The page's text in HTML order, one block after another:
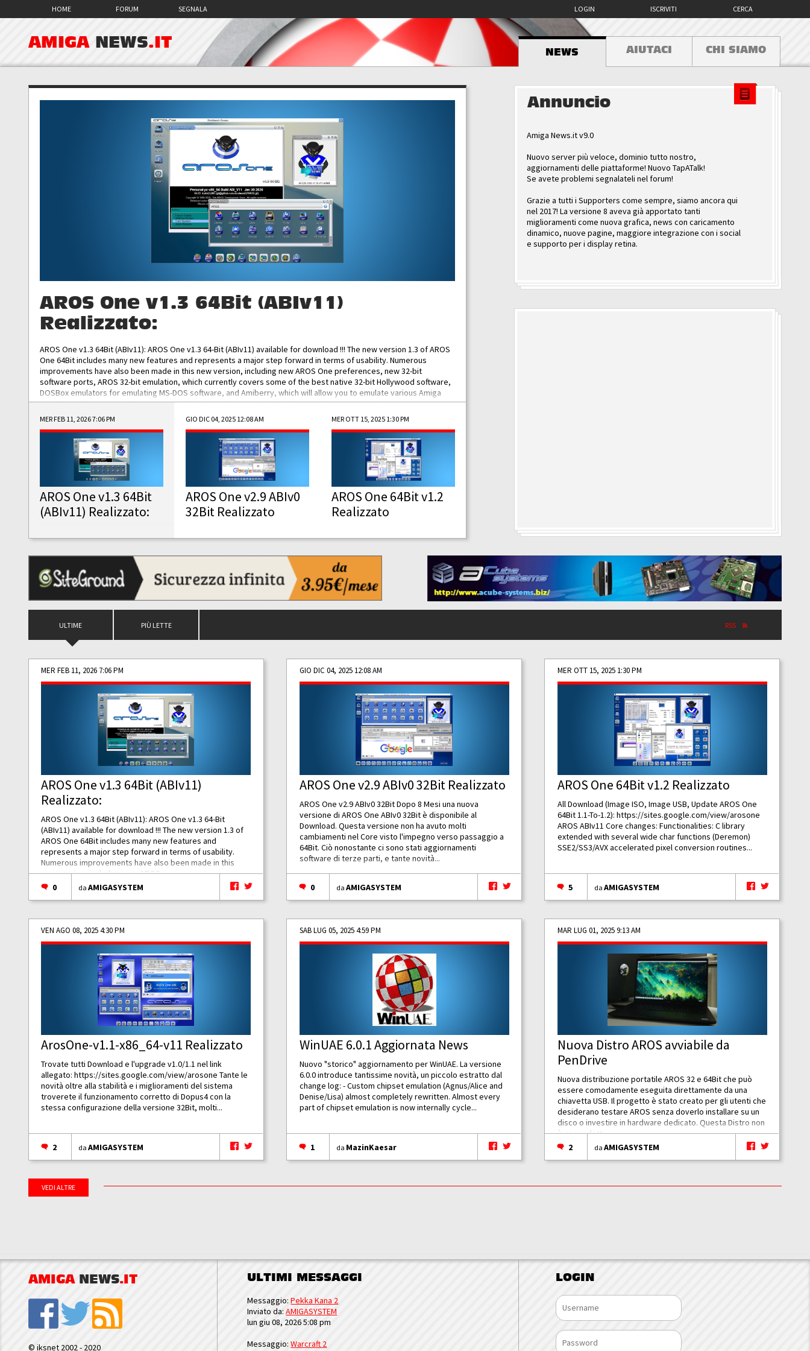
HOME FORUM SEGNALA CERCA
ISCRIVITI
LOGIN
AMIGA NEWS.IT
NEWS AIUTACI CHI SIAMO
AROS One v1.3 64Bit (ABIv11)
Realizzato:
AROS One v1.3 64Bit (ABIv11): AROS One v1.3 64-Bit (ABIv11) available for download !!! The new version 1.3 of AROS
One 64Bit includes many new features and represents a major step forward in terms of usability. Numerous
improvements have also been made in this new version, including new AROS One preferences, new 32-bit
software ports, AROS 32-bit emulation, which currently covers some of the best native 32-bit Hollywood software,
DOSBox emulators for emulating MS-DOS software, and Amiberry, which will allow you to emulate various Amiga
and AROS 68k models. AROS One v1.3 64-Bit-v11 ISO/IMG/: Download Functionalities: Improved...
MER FEB 11, 2026 7:06 PM
AROS One v1.3 64Bit
(ABIv11) Realizzato:
GIO DIC 04, 2025 12:08 AM
AROS One v2.9 ABIv0
32Bit Realizzato
MER OTT 15, 2025 1:30 PM
AROS One 64Bit v1.2
Realizzato
Annuncio
Amiga News.it v9.0
Nuovo server più veloce, dominio tutto nostro,
aggiornamenti delle piattaforme! Nuovo TapATalk!
Se avete problemi segnalateli nel forum!
Grazie a tutti i Supporters come sempre, siamo ancora qui
nel 2017! La versione 8 aveva già apportato tanti
miglioramenti come nuova grafica, news con caricamento
dinamico, nuove pagine, maggiore integrazione con i social
e supporto per i display retina.
ULTIME PIÙ LETTE RSS
MER FEB 11, 2026 7:06 PM
AROS One v1.3 64Bit (ABIv11)
Realizzato:
AROS One v1.3 64Bit (ABIv11): AROS One v1.3 64-Bit
(ABIv11) available for download !!! The new version 1.3 of
AROS One 64Bit includes many new features and
represents a major step forward in terms of usability.
Numerous improvements have also been made in this
new version, including new AROS...
0
daAMIGASYSTEM
GIO DIC 04, 2025 12:08 AM
AROS One v2.9 ABIv0 32Bit Realizzato
AROS One v2.9 ABIv0 32Bit Dopo 8 Mesi una nuova
versione di AROS One ABIv0 32Bit è disponibile al
Download. Questa versione non ha avuto molti
cambiamenti nel Core visto l'impegno verso passaggio a
64Bit. Ciò nonostante ci sono stati aggiornamenti
software di terze parti, e tante novità...
0 daAMIGASYSTEM
MER OTT 15, 2025 1:30 PM
AROS One 64Bit v1.2 Realizzato
All Download (Image ISO, Image USB, Update AROS One
64Bit 1.1-To-1.2): https://sites.google.com/view/arosone
AROS ABIv11 Core changes: Functionalities: C library
extended with several wide char functions (Deremon)
SSE2/SS3/AVX accelerated pixel conversion routines...
5 daAMIGASYSTEM
VEN AGO 08, 2025 4:30 PM
ArosOne-v1.1-x86_64-v11 Realizzato
Trovate tutti Download e l'upgrade v1.0/1.1 nel link
allegato:https://sites.google.com/view/arosone Tante le
novità oltre alla stabilità e i miglioramenti del sistema
troverete il funzionamento corretto di Dopus4 con la
stessa configurazione della versione 32Bit, molti...
2 daAMIGASYSTEM
SAB LUG 05, 2025 4:59 PM
WinUAE 6.0.1 Aggiornata News
Nuovo "storico" aggiornamento per WinUAE. La versione
6.0.0 introduce tantissime novità, un piccolo estratto dal
change log: - Custom chipset emulation (Agnus/Alice and
Denise/Lisa) almost completely rewritten. Almost every
part of chipset emulation is now internally cycle...
1 da MazinKaesar
MAR LUG 01, 2025 9:13 AM
Nuova Distro AROS avviabile da
PenDrive
Nuova distribuzione portatile AROS 32 e 64Bit che può
essere comodamente eseguita direttamente da una
chiavetta USB. Il progetto è stato creato per gli utenti che
desiderano testare AROS senza doverlo installare su un
disco o investire in hardware dedicato. Questa Distro non
è un prodotto...
2
daAMIGASYSTEM
VEDI ALTRE
AMIGA NEWS.IT
© iksnet 2002 - 2020
ULTIMI MESSAGGI
Messaggio:Pekka Kana 2
Inviato da:AMIGASYSTEM
lun giu 08, 2026 5:08 pm
Messaggio:Warcraft 2
LOGIN